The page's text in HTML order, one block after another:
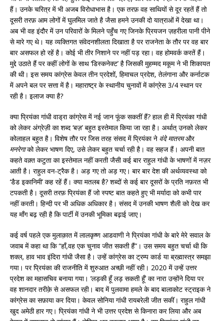
हैं। उनके चरित्र में भी अजब विरोधाभास है। एक तरफ़ वह साथियों से दूर रहतें हैं तो
दूसरी तरफ़ आम लोगों में घुलमिल जाते है जैसा हमने उनकी दो यात्राओं में देखा था।
अब भी वह इंदौर में उन परिवारों के मिलने पहुँच गए जिनके प्रियजन ज़हरीला पानी पीने
से मारे गए थे। यह व्यक्तिगत संवेदनशीलता दिखाता है पर राजनेता के तौर पर वह बार
बार असफल हो रहें है। कोई भी तीर निशाने पर नहीं पड़ रहा। वह होमवर्क करतें हैं।
मुद्दे उठाते हैं पर कहीं लोगों के साथ ‘डिस्कनेक्ट’ है जिसकी मुहम्मद मकूम ने भी शिकायत
की थी। इस समय कांग्रेस केवल तीन प्रदेशों, हिमाचल प्रदेश, तेलंगाना और कर्नाटक
में अपने बल पर सत्ता में है। महाराष्ट्र के स्थानीय चुनावों में कांग्रेस 3/4 स्थान पर
रही है। इलाज क्या है?
क्या प्रियंका गांधी वाड्रा कांग्रेस में नई जान फूंक सकतीं हैं? हाल ही में प्रियंका गांधी
को लेकर अंग्रेज़ी का शब्द ‘बज़’ बहुत इस्तेमाल किया जा रहा है। अर्थात् उनको लेकर
कोलाहल बहुत है। विशेष तौर पर जिस तरह संसद में प्रियंका ने वंदे मातरमऔर
मनरेगाको लेकर भाषण दिए, उसे लेकर बहुत चर्चा रही है। वह सहज हैं। अपनी बात
कहते वक़्त कटुता का इस्तेमाल नहीं करती जैसी कई बार राहुल गांधी के भाषणों में नज़र
आती है। राहुल वन-ट्रैक है। अड़ गए तो अड़ गए। बार बार देश की अर्थव्यवस्था को
‘डैड इकानिमी’ कह रहें हैं। क्या मतलब है? शब्दों से कई बार दूसरों के प्रति नफ़रत भी
टपकती है। दूसरी तरफ़ प्रियंका हैं जो स्पष्ट बात कहते हुए भी मर्यादा को कभी पार
नहीं करती। हिन्दी पर भी अधिक अधिकार है। संसद में उनकी भाषण शैली को देख कर
यह माँग बढ़ रही है कि पार्टी में उनकी भूमिका बढ़ाई जाए।
कई वर्ष पहले एक मुलाक़ात में लालकृष्ण आडवाणी ने प्रियंका गांधी के बारे मेरे सवाल के
जवाब में कहा था कि “हाँ,वह एक चुनाव जीत सकती हैं”। उस समय बहुत चर्चा थी कि
शक्ल, हाव भाव इंदिरा गांधी जैसा है। उन्हें कांग्रेस का ट्रम्प कार्ड या ब्रह्मास्त्र समझा
गया। पर प्रियंका की राजनीति में शुरुआत अच्छी नहीं रही। 2020 में उन्हें उत्तर
प्रदेश का महासचिव बनाया गया। ‘लड़की हूँ लड़ सकती हूँ’ का नारा उन्होंने दिया पर
वह शानदार तरीक़े से असफल रही। बाद में पुलवामा हमले के बाद बालाकोट स्ट्राइक ने
कांग्रेस का सफ़ाया कर दिया। केवल सोनिया गांधी रायबरेली जीत सकीं। राहुल गांधी
खुद अमेठी हार गए। प्रियंका गांधी ने भी उत्तर प्रदेश से किनारा कर लिया और अब